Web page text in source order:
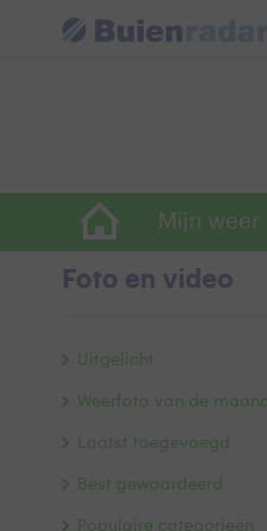
Mijn weer
Foto en video
Uitgelicht
Weerfoto van de maand
Laatst toegevoegd
Best gewaardeerd
Populaire categorieën